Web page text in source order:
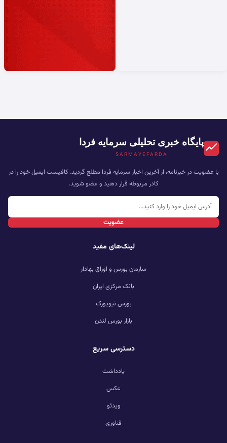
پایگاه خبری تحلیلی سرمایه فردا
SARMAYEFARDA
با عضویت در خبرنامه، از آخرین اخبار سرمایه فردا مطلع گردید. کافیست ایمیل خود را در
کادر مربوطه قرار دهید و عضو شوید.
عضویت
لینک‌های مفید
سازمان بورس و اوراق بهادار
بانک مرکزی ایران
بورس نیویورک
بازار بورس لندن
دسترسی سریع
یادداشت
عکس
ویدئو
فناوری